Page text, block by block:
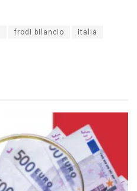
frodi bilancio italia